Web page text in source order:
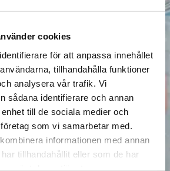
cookies
för att anpassa innehållet
tillhandahålla funktioner
analysera vår trafik. Vi
sådana identifierare och annan
till de sociala medier och
som vi samarbetar med.
informationen med annan
tillhandahållit eller som de har